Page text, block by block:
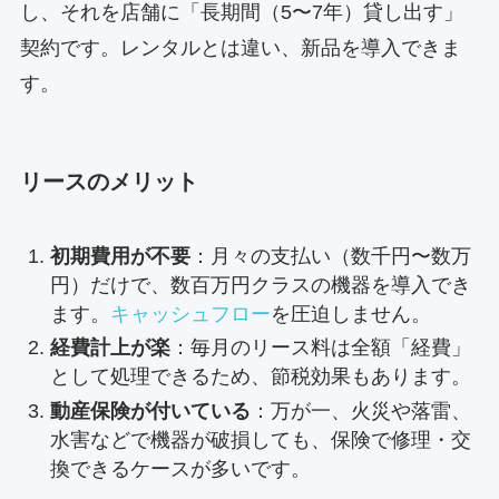
し、それを店舗に「長期間（5〜7年）貸し出す」
契約です。レンタルとは違い、新品を導入できま
す。
リースのメリット
初期費用が不要：月々の支払い（数千円〜数万
円）だけで、数百万円クラスの機器を導入でき
ます。 キャッシュフローを圧迫しません。
経費計上が楽：毎月のリース料は全額「経費」
として処理できるため、節税効果もあります。
動産保険が付いている ：万が一、火災や落雷、
水害などで機器が破損しても、保険で修理・交
換できるケースが多いです。